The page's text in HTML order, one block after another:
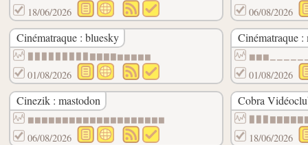
18/06/2026 06/08/2026
Cinématraque : bluesky
▉▉▉▉▉▉▉▉▉▇▇▇▇▆▆▆▆▆
01/08/2026
Cinématraque :
01/08/2026
Cinezik : mastodon
▆▆▆▆▆▆▆▆▆▆▆▆▆▆▆▆▆▆▆▆
06/08/2026
Cobra
18/06/2026